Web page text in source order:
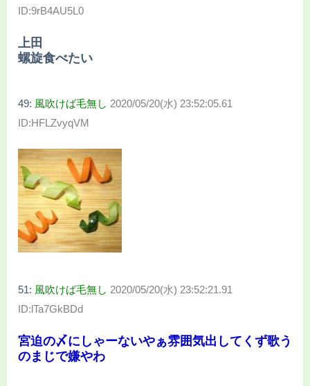
ID:9rB4AU5L0
上田
螺旋食べたい
49: 風吹けば毛無し 2020/05/20(水) 23:52:05.61
ID:HFLZvyqVM
51: 風吹けば毛無し 2020/05/20(水) 23:52:21.91
ID:lTa7GkBDd
宮迫の〆にしゃーないやぁ雰囲気出してくず歌う
のまじで嫌やわ